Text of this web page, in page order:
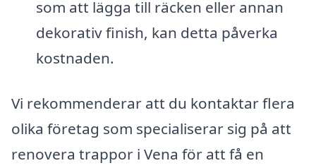
som att lägga till räcken eller annan
dekorativ finish, kan detta påverka
kostnaden.
Vi rekommenderar att du kontaktar flera
olika företag som specialiserar sig på att
renovera trappor i Vena för att få en